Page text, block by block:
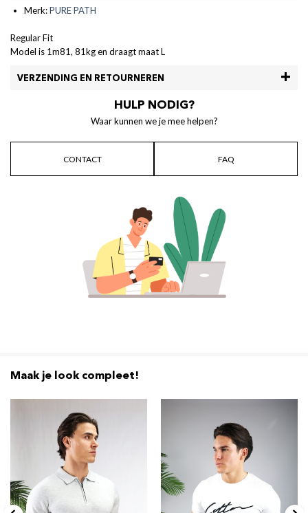
Merk:PURE PATH
Regular Fit
Model is 1m81, 81kg en draagt maat L
VERZENDING EN RETOURNEREN
HULP NODIG?
Waar kunnen we je mee helpen?
CONTACT FAQ
Maak je look compleet!